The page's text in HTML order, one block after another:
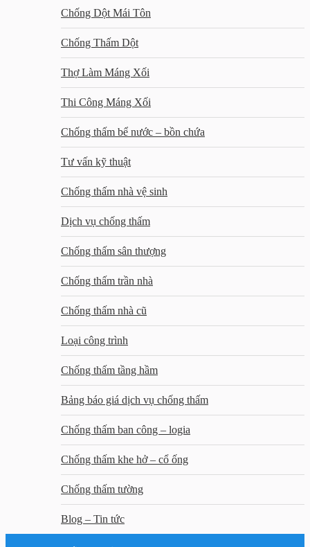
Chống Dột Mái Tôn
Chống Thấm Dột
Thợ Làm Máng Xối
Thi Công Máng Xối
Chống thấm bể nước – bồn chứa
Tư vấn kỹ thuật
Chống thấm nhà vệ sinh
Dịch vụ chống thấm
Chống thấm sân thượng
Chống thấm trần nhà
Chống thấm nhà cũ
Loại công trình
Chống thấm tầng hầm
Bảng báo giá dịch vụ chống thấm
Chống thấm ban công – logia
Chống thấm khe hở – cổ ống
Chống thấm tường
Blog – Tin tức